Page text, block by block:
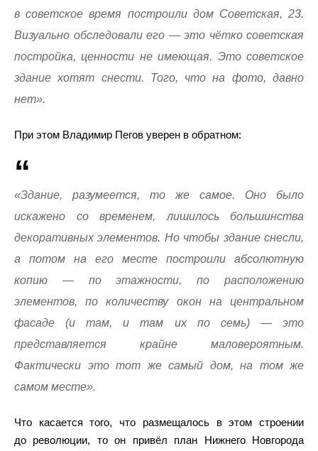
в советское время построили дом Советская, 23.
Визуально обследовали его — это чётко советская
постройка, ценности не имеющая. Это советское
здание хотят снести. Того, что на фото, давно
нет».
При этом Владимир Пегов уверен в обратном:
«Здание, разумеется, то же самое. Оно было
искажено со временем, лишилось большинства
декоративных элементов. Но чтобы здание снесли,
а потом на его месте построили абсолютную
копию — по этажности, по расположению
элементов, по количеству окон на центральном
фасаде (и там, и там их по семь) — это
представляется крайне маловероятным.
Фактически это тот же самый дом, на том же
самом месте».
Что касается того, что размещалось в этом строении
до революции, то он привёл план Нижнего Новгорода